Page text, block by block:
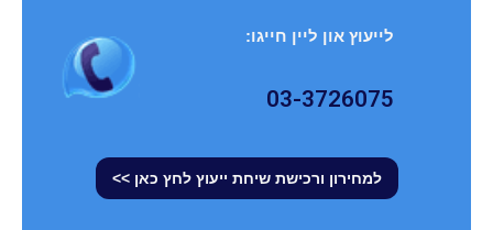
לייעוץ און ליין חייגו:
03-3726075
למחירון ורכישת שיחת ייעוץ לחץ כאן >>